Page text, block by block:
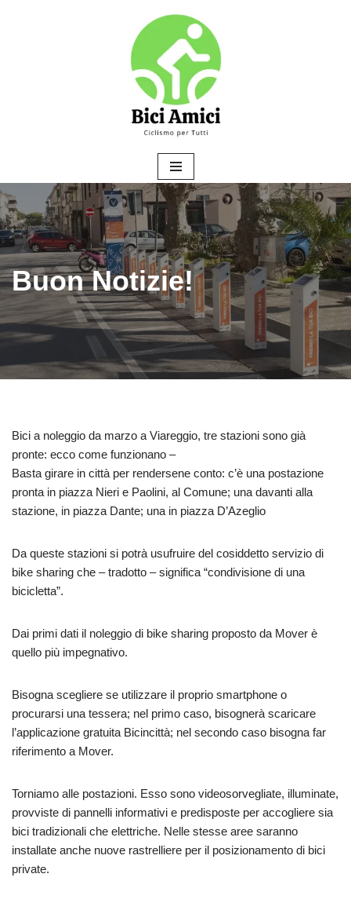
Buon Notizie!
Bici a noleggio da marzo a Viareggio, tre stazioni sono già
pronte: ecco come funzionano –
Basta girare in città per rendersene conto: c’è una postazione
pronta in piazza Nieri e Paolini, al Comune; una davanti alla
stazione, in piazza Dante; una in piazza D’Azeglio
Da queste stazioni si potrà usufruire del cosiddetto servizio di
bike sharing che – tradotto – significa “condivisione di una
bicicletta”.
Dai primi dati il noleggio di bike sharing proposto da Mover è
quello più impegnativo.
Bisogna scegliere se utilizzare il proprio smartphone o
procurarsi una tessera; nel primo caso, bisognerà scaricare
l’applicazione gratuita Bicincittà; nel secondo caso bisogna far
riferimento a Mover.
Torniamo alle postazioni. Esso sono videosorvegliate, illuminate,
provviste di pannelli informativi e predisposte per accogliere sia
bici tradizionali che elettriche. Nelle stesse aree saranno
installate anche nuove rastrelliere per il posizionamento di bici
private.